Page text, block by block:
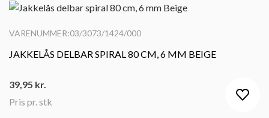
VARENUMMER:03/3073/1424/000
JAKKELÅS DELBAR SPIRAL 80 CM, 6 MM BEIGE
Pris pr. stk
39,95 kr.